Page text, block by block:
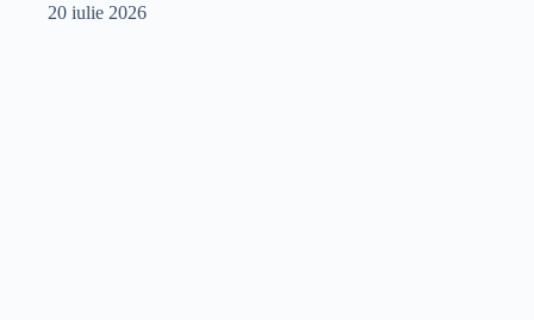
20 iulie 2026